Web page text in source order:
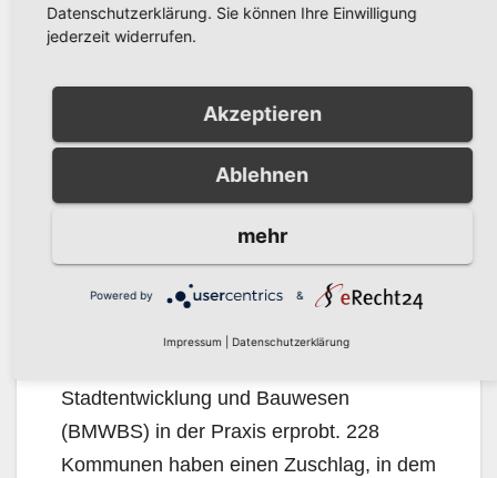
Übergang zur
multifunktionellen
Innenstadt
Wie der Übergang von dieser
monostrukturellen hin zu einer
multifunktionalen Innenstadt gelingen
kann, wird aktuell im Rahmen des
Förderprogramms „Zukunftsfähige
Innenstädte und Zentren“ des
Stadtentwicklung und Bauwesen
(BMWBS) in der Praxis erprobt. 228
Kommunen haben einen Zuschlag, in dem
Datenschutzerklärung. Sie können Ihre Einwilligung
jederzeit widerrufen.
Akzeptieren
Ablehnen
mehr
Powered by &
Impressum Datenschutzerklärung